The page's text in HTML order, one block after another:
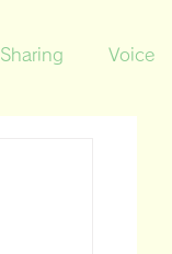
Sharing Voice